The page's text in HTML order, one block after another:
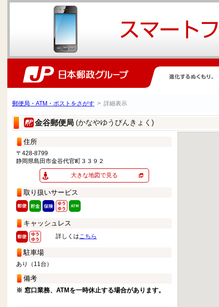
郵便局・ATM・ポストをさがす > 詳細表示
金谷郵便局 (かなやゆうびんきょく)
住所
〒428-8799
静岡県島田市金谷代官町３３９２
大きな地図で見る
取り扱いサービス
キャッシュレス
詳しくはこちら
駐車場
あり（11台）
備考
※ 窓口業務、ATMを一時休止する場合があります。